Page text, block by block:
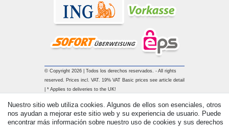
© Copyright 2026 | Todos los derechos reservados. - All rights
reserved. Prices incl. VAT. 19% VAT Basic prices see article detail
| * Applies to deliveries to the UK!
Nuestro sitio web utiliza cookies. Algunos de ellos son esenciales, otros
nos ayudan a mejorar este sitio web y su experiencia de usuario. Puede
encontrar más información sobre nuestro uso de cookies y sus derechos
Withdraw from contract here Contacto